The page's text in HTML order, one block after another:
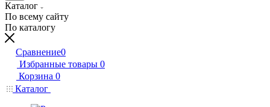
Каталог
По всему сайту
По каталогу
Сравнение0
Избранные товары 0
Корзина 0
Каталог